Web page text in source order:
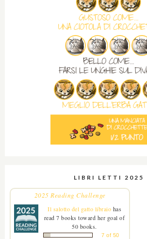
LIBRI LETTI 2025
2025 Reading Challenge
Il salotto del gatto libraio has
read 7 books toward her goal of
50 books.
7 of 50